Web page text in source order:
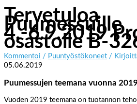
Tervetuloa
Puumessuille
4.-6.9.2019
osastolle B-
Kommentoi / Puuntyöstökoneet /
05.06.2019
Puumessujen teemana vuonna
Vuoden 2019 teemana on tuotannon